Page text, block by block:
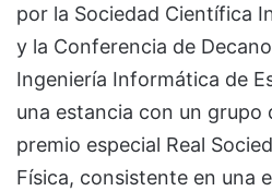
por la Sociedad Científica
y la Conferencia de
Ingeniería Informática de
una estancia con un grupo
premio especial Real
Física, consistente en una